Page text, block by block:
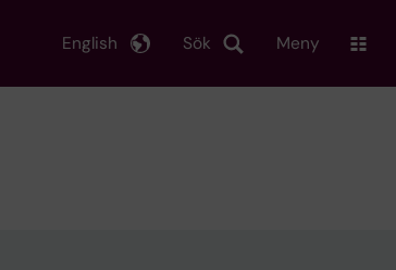
Sök
English Meny